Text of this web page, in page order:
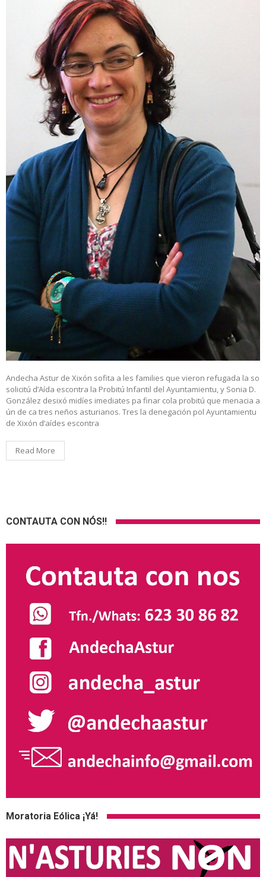
Andecha Astur de Xixón sofita a les families que vieron refugada la so
solicitú d’Aída escontra la Probitú Infantil del Ayuntamientu, y Sonia D.
González desixó midíes imediates pa finar cola probitú que menacia a
ún de ca tres neños asturianos. Tres la denegación pol Ayuntamientu
de Xixón d’aídes escontra
Read More
CONTAUTA CON NÓS!!
Moratoria Eólica ¡Yá!